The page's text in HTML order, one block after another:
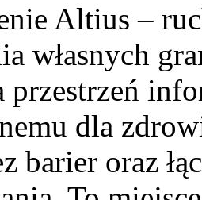
Altius –
własnych
przestrzeń
dla
barier oraz